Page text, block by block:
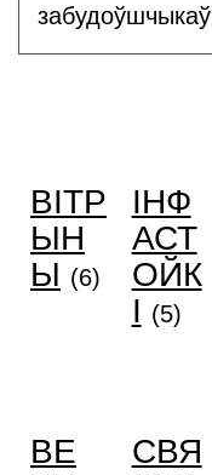
забудоўшчыкаў
ВІТР
ЫН
Ы (6)
ІНФ
АСТ
ОЙК
І (5)
ВЕ
СВЯ